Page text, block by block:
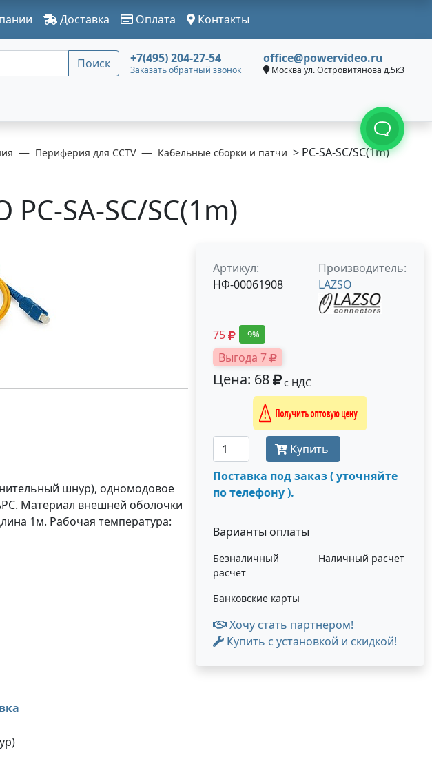
Доставка Оплата Контакты
Поиск +7(495) 204-27-54
Заказать обратный звонок
office@powervideo.ru
Москва ул. Островитянова д.5к3
Периферия для CCTV Кабельные сборки и патчи > PC-SA-SC/SC(1m)
PC-SA-SC/SC(1m)
шнур), одномодовое
Материал внешней оболочки
1м. Рабочая температура:
Артикул:
НФ-00061908
Производитель:
LAZSO
75 -9%
Выгода 7
Цена: 68 с НДС
Получить оптовую цену
Купить
Поставка под заказ ( уточняйте
по телефону ).
Варианты оплаты
Безналичный
расчет
Наличный расчет
Банковские карты
Хочу стать партнером!
Купить с установкой и скидкой!